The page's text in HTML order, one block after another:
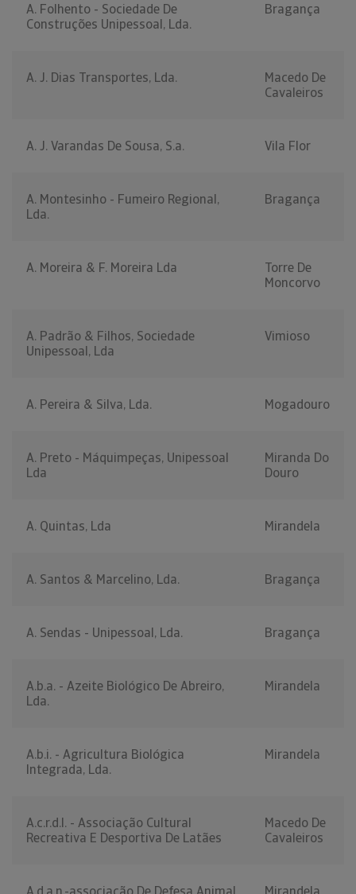
A. Folhento - Sociedade De
Construções Unipessoal, Lda.
Bragança
A. J. Dias Transportes, Lda.
Macedo De
Cavaleiros
A. J. Varandas De Sousa, S.a. Vila Flor
A. Montesinho - Fumeiro Regional,
Lda.
Bragança
A. Moreira & F. Moreira Lda
Torre De
Moncorvo
A. Padrão & Filhos, Sociedade
Unipessoal, Lda
Vimioso
A. Pereira & Silva, Lda. Mogadouro
A. Preto - Máquimpeças, Unipessoal
Lda
Miranda Do
Douro
A. Quintas, Lda Mirandela
A. Santos & Marcelino, Lda. Bragança
A. Sendas - Unipessoal, Lda. Bragança
A.b.a. - Azeite Biológico De Abreiro,
Lda.
Mirandela
A.b.i. - Agricultura Biológica
Integrada, Lda.
Mirandela
A.c.r.d.l. - Associação Cultural
Recreativa E Desportiva De Latães
Macedo De
Cavaleiros